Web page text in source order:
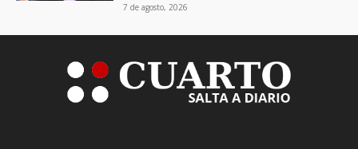
7 de agosto, 2026